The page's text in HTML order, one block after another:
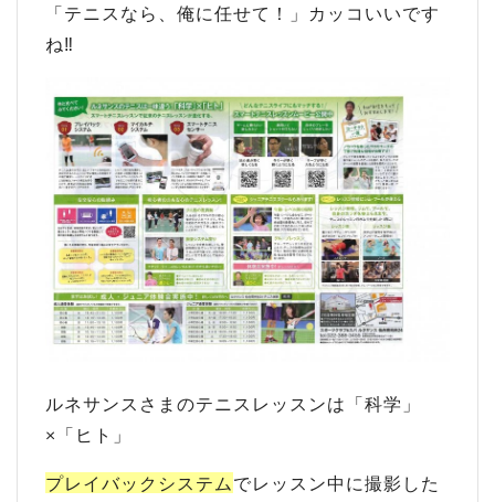
「テニスなら、俺に任せて！」カッコいいです
ね‼
ルネサンスさまのテニスレッスンは「科学」
×「ヒト」
プレイバックシステム でレッスン中に撮影した